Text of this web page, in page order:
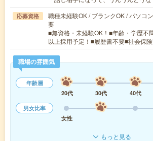
応募資格
職種未経験OK / ブランクOK / パソコ
要
■無資格・未経験OK！■年齢・学歴不
以上採用予定！■履歴書不要■社会保
職場の雰囲気
年齢層
20代
30代 40代
男女比率
女性
もっと見る